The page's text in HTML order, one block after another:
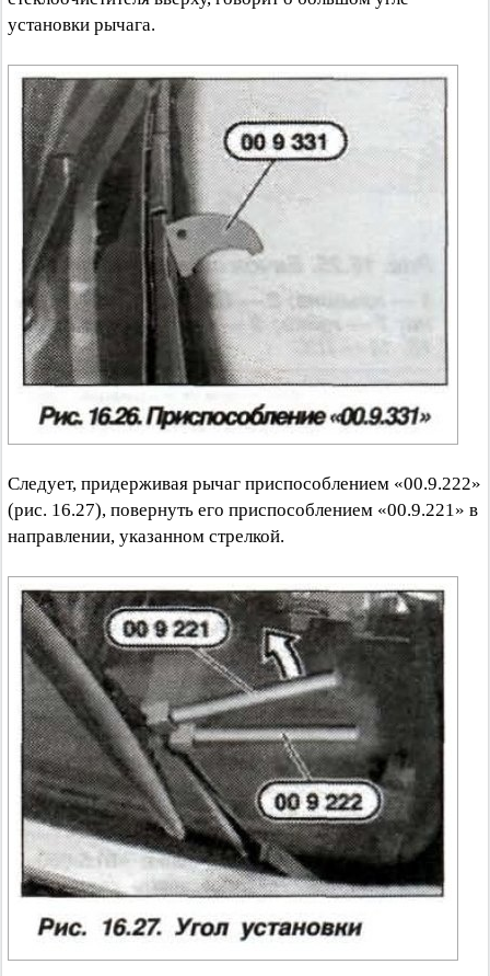
установки рычага.
Следует, придерживая рычаг приспособлением «00.9.222»
(рис. 16.27), повернуть его приспособлением «00.9.221» в
направлении, указанном стрелкой.